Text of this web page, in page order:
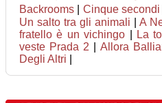
Backrooms
Cinque secondi
Un salto tra gli animali
A
fratello è un vichingo
La
veste Prada 2
Allora
Degli Altri